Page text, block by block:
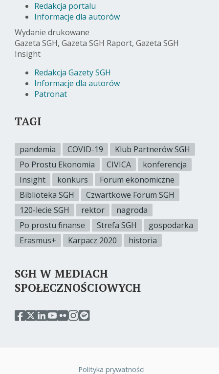
Redakcja portalu
Informacje dla autorów
Wydanie drukowane
Gazeta SGH, Gazeta SGH Raport, Gazeta SGH
Insight
Redakcja Gazety SGH
Informacje dla autorów
Patronat
TAGI
pandemia COVID-19
Klub Partnerów SGH
Po Prostu Ekonomia
CIVICA
konferencja
Insight
konkurs
Forum ekonomiczne
Biblioteka SGH
Czwartkowe Forum SGH
120-lecie SGH
rektor
nagroda
Po prostu finanse
Strefa SGH
gospodarka
Erasmus+
Karpacz 2020 historia
SGH W MEDIACH
SPOŁECZNOŚCIOWYCH
przejdź
przejdź
przejdź
przejdź
przejdź
przejdźprzejdź
Polityka prywatności